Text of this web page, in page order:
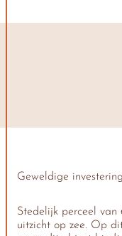
Geweldige
Stedelijk perceel
uitzicht op zee. Op